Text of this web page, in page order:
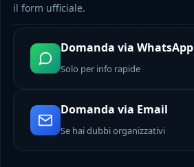
il form ufficiale.
Domanda via WhatsApp
Solo per info rapide
Domanda via Email
Se hai dubbi organizzativi